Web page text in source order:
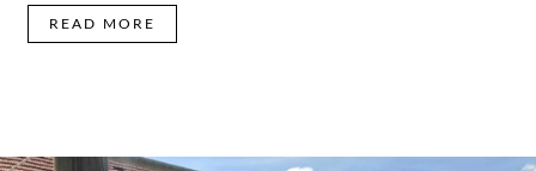
READ MORE